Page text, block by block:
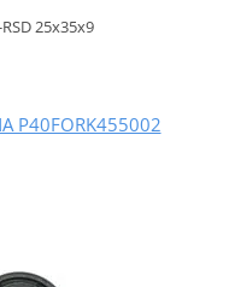
25x35x9
P40FORK455002